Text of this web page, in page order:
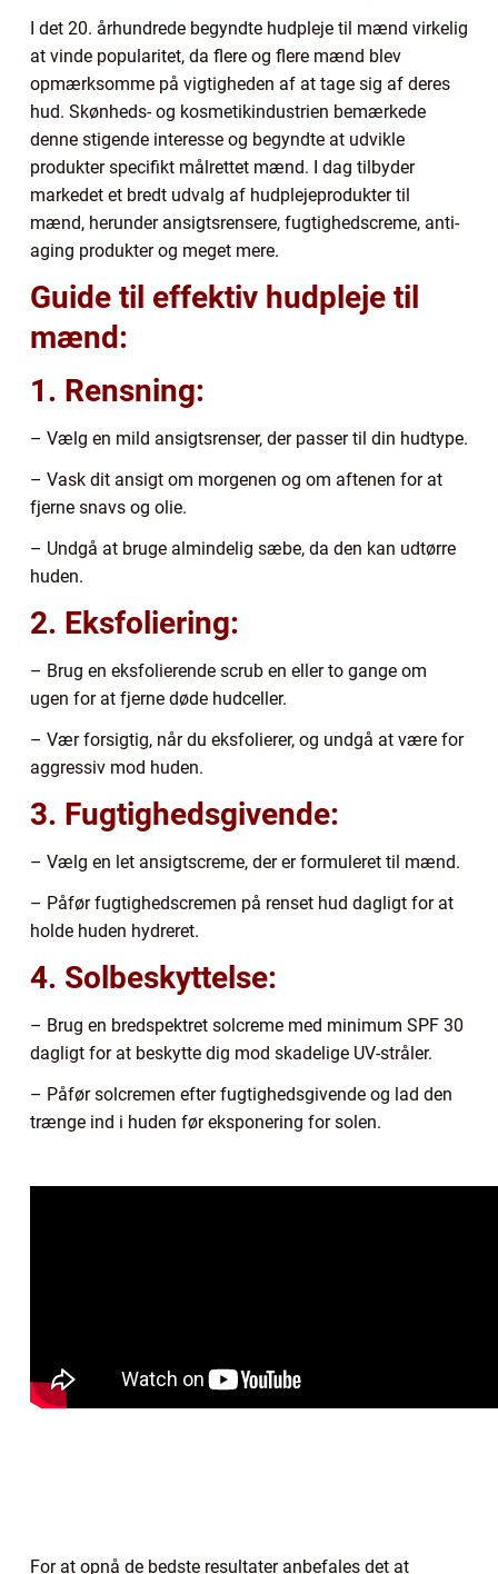
I det 20. århundrede begyndte hudpleje til mænd virkelig
at vinde popularitet, da flere og flere mænd blev
opmærksomme på vigtigheden af at tage sig af deres
hud. Skønheds- og kosmetikindustrien bemærkede
denne stigende interesse og begyndte at udvikle
produkter specifikt målrettet mænd. I dag tilbyder
markedet et bredt udvalg af hudplejeprodukter til
mænd, herunder ansigtsrensere, fugtighedscreme, anti-
aging produkter og meget mere.
Guide til effektiv hudpleje til
mænd:
1. Rensning:
– Vælg en mild ansigtsrenser, der passer til din hudtype.
– Vask dit ansigt om morgenen og om aftenen for at
fjerne snavs og olie.
– Undgå at bruge almindelig sæbe, da den kan udtørre
huden.
2. Eksfoliering:
– Brug en eksfolierende scrub en eller to gange om
ugen for at fjerne døde hudceller.
– Vær forsigtig, når du eksfolierer, og undgå at være for
aggressiv mod huden.
3. Fugtighedsgivende:
– Vælg en let ansigtscreme, der er formuleret til mænd.
– Påfør fugtighedscremen på renset hud dagligt for at
holde huden hydreret.
4. Solbeskyttelse:
– Brug en bredspektret solcreme med minimum SPF 30
dagligt for at beskytte dig mod skadelige UV-stråler.
– Påfør solcremen efter fugtighedsgivende og lad den
trænge ind i huden før eksponering for solen.
For at opnå de bedste resultater anbefales det at